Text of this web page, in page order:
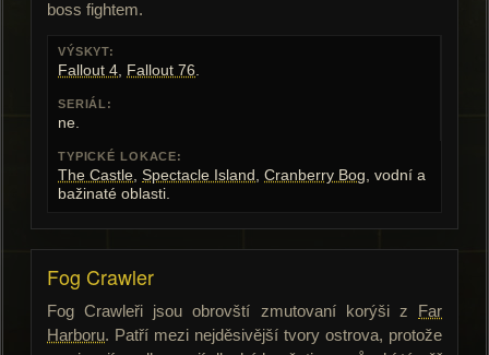
boss fightem.
VÝSKYT:
Fallout 4, Fallout 76.
SERIÁL:
ne.
TYPICKÉ LOKACE:
The Castle, Spectacle Island , Cranberry Bog, vodní a
bažinaté oblasti.
Fog Crawler
Fog Crawleři jsou obrovští zmutovaní korýši z
Far
Harboru. Patří mezi nejděsivější tvory ostrova, protože